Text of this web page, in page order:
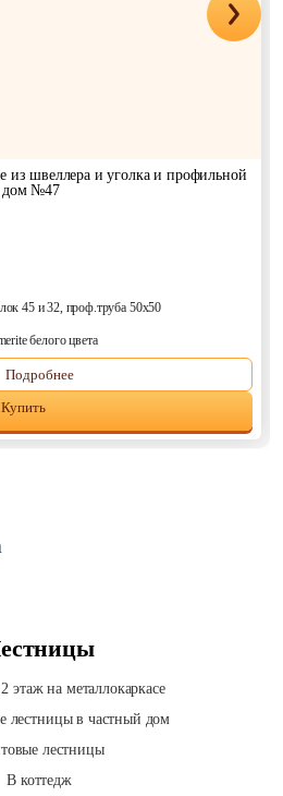
из швеллера и уголка и профильной
дом №47
45 и 32, проф.труба 50х50
белого цвета
Подробнее
Купить
этаж на металлокаркасе
лестницы в частный дом
лестницы
В коттедж